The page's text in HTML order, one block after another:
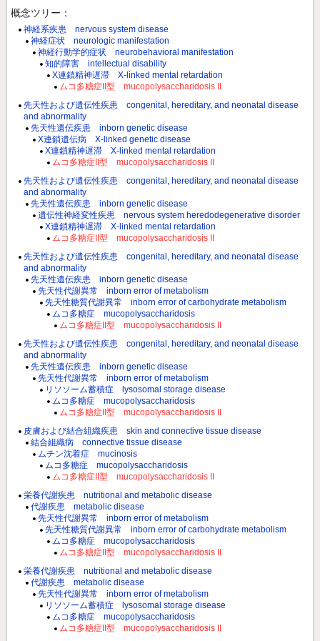
概念ツリー：
神経系疾患 nervous system disease
神経症状 neurologic manifestation
神経行動学的症状 neurobehavioral manifestation
知的障害 intellectual disability
X連鎖精神遅滞 X-linked mental retardation
ムコ多糖症II型 mucopolysaccharidosis II
先天性および遺伝性疾患 congenital, hereditary, and neonatal disease
and abnormality
先天性遺伝疾患 inborn genetic disease
X連鎖遺伝病 X-linked genetic disease
X連鎖精神遅滞 X-linked mental retardation
ムコ多糖症II型 mucopolysaccharidosis II
先天性および遺伝性疾患 congenital, hereditary, and neonatal disease
and abnormality
先天性遺伝疾患 inborn genetic disease
遺伝性神経変性疾患 nervous system heredodegenerative disorder
X連鎖精神遅滞 X-linked mental retardation
ムコ多糖症II型 mucopolysaccharidosis II
先天性および遺伝性疾患 congenital, hereditary, and neonatal disease
and abnormality
先天性遺伝疾患 inborn genetic disease
先天性代謝異常 inborn error of metabolism
先天性糖質代謝異常 inborn error of carbohydrate metabolism
ムコ多糖症 mucopolysaccharidosis
ムコ多糖症II型 mucopolysaccharidosis II
先天性および遺伝性疾患 congenital, hereditary, and neonatal disease
and abnormality
先天性遺伝疾患 inborn genetic disease
先天性代謝異常 inborn error of metabolism
リソソーム蓄積症 lysosomal storage disease
ムコ多糖症 mucopolysaccharidosis
ムコ多糖症II型 mucopolysaccharidosis II
皮膚および結合組織疾患 skin and connective tissue disease
結合組織病 connective tissue disease
ムチン沈着症 mucinosis
ムコ多糖症 mucopolysaccharidosis
ムコ多糖症II型 mucopolysaccharidosis II
栄養代謝疾患 nutritional and metabolic disease
代謝疾患 metabolic disease
先天性代謝異常 inborn error of metabolism
先天性糖質代謝異常 inborn error of carbohydrate metabolism
ムコ多糖症 mucopolysaccharidosis
ムコ多糖症II型 mucopolysaccharidosis II
栄養代謝疾患 nutritional and metabolic disease
代謝疾患 metabolic disease
先天性代謝異常 inborn error of metabolism
リソソーム蓄積症 lysosomal storage disease
ムコ多糖症 mucopolysaccharidosis
ムコ多糖症II型 mucopolysaccharidosis II